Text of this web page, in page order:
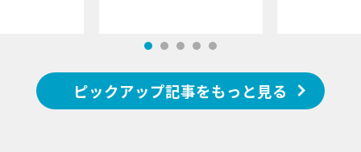
ピックアップ記事をもっと見る